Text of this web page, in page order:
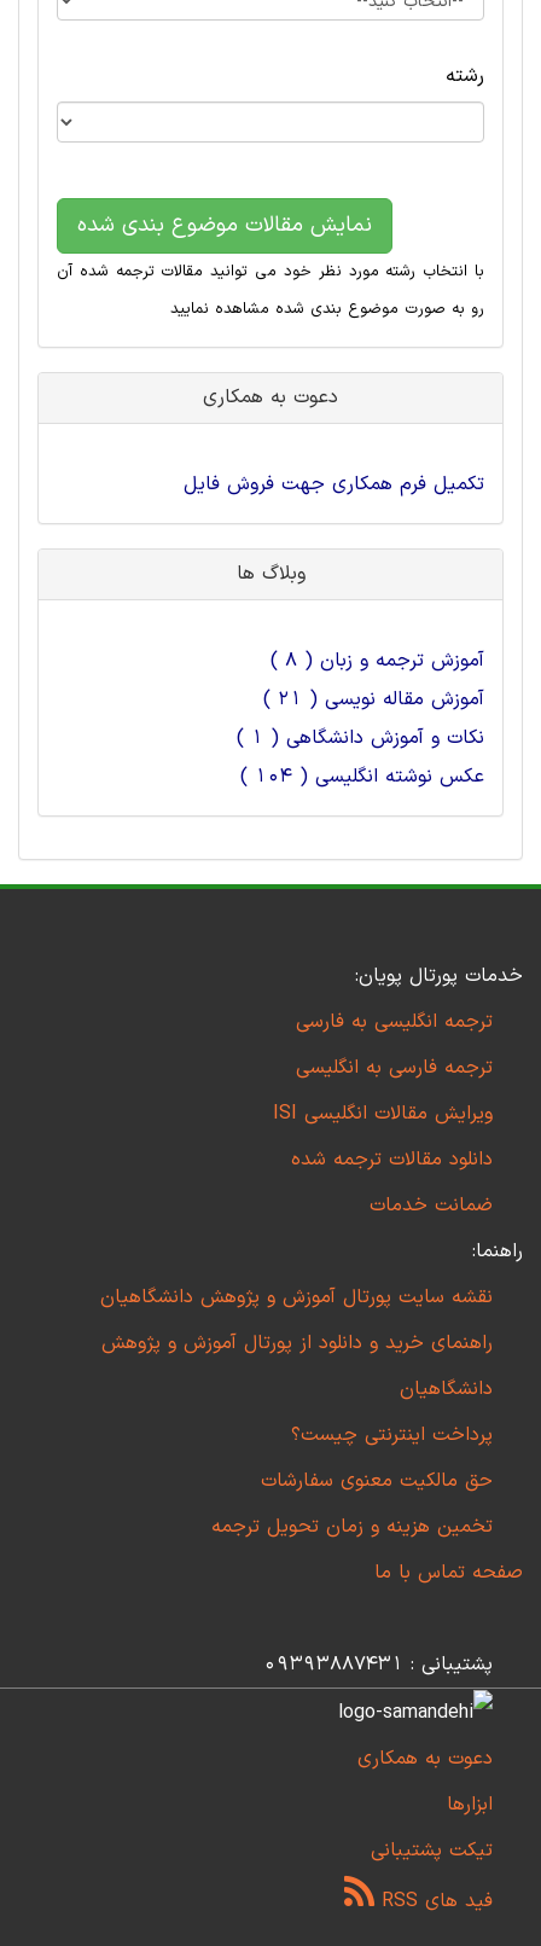
رشته
نمایش مقالات موضوع بندی شده
با انتخاب رشته مورد نظر خود می توانید مقالات ترجمه شده آن
رو به صورت موضوع بندی شده مشاهده نمایید
دعوت به همکاری
تکمیل فرم همکاری جهت فروش فایل
وبلاگ ها
آموزش ترجمه و زبان ( 8 )
آموزش مقاله نویسی ( 21 )
نکات و آموزش دانشگاهی ( 1 )
عکس نوشته انگلیسی ( 104 )
خدمات پورتال پویان:
ترجمه انگلیسی به فارسی
ترجمه فارسی به انگلیسی
ویرایش مقالات انگلیسی ISI
دانلود مقالات ترجمه شده
ضمانت خدمات
راهنما:
نقشه سایت پورتال آموزش و پژوهش دانشگاهیان
راهنمای خرید و دانلود از پورتال آموزش و پژوهش
دانشگاهیان
پرداخت اینترنتی چیست؟
حق مالکیت معنوی سفارشات
تخمین هزینه و زمان تحویل ترجمه
صفحه تماس با ما
پشتیبانی : 09393887431
دعوت به همکاری
ابزارها
تیکت پشتیبانی
فید های RSS